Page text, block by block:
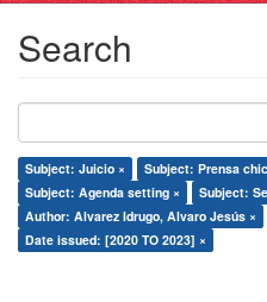
Search
Subject: Juicio × Subject: Prensa
Subject: Agenda setting ×
Subject:
Author: Alvarez Idrugo, Alvaro Jesús ×
Date issued: [2020 TO 2023] ×